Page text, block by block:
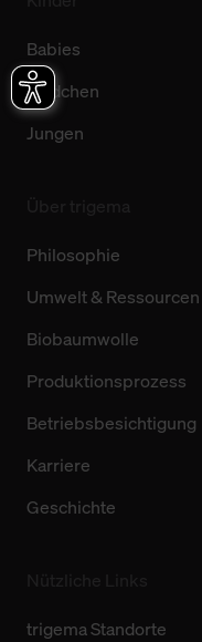
Babies
Mädchen
Jungen
Philosophie
Umwelt & Ressourcen
Biobaumwolle
Produktionsprozess
Betriebsbesichtigung
Karriere
Geschichte
trigema Standorte